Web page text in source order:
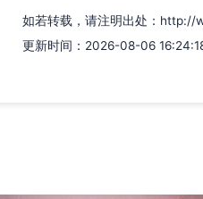
如若转载，请注明出处：
更新时间：2026-08-06